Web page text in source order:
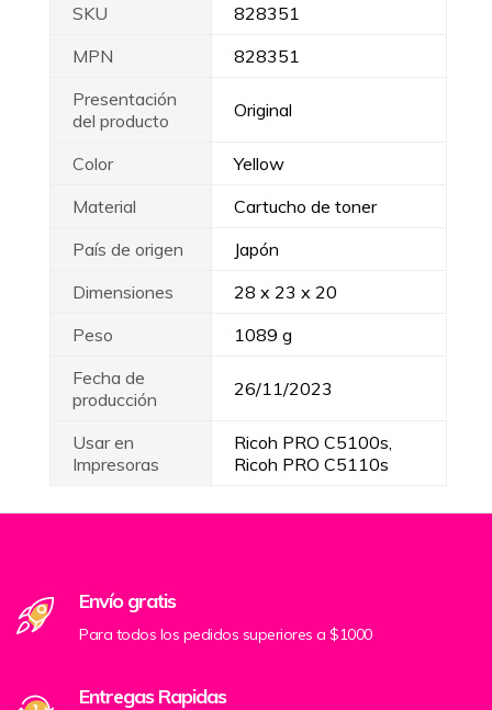
SKU
828351
MPN
828351
Presentación
del producto
Original
Color
Yellow
Material
Cartucho de toner
País de origen
Japón
Dimensiones
28 x 23 x 20
Peso
1089 g
Fecha de
producción
26/11/2023
Usar en
Impresoras
Ricoh PRO C5100s,
Ricoh PRO C5110s
Envío gratis
Para todos los pedidos superiores a $1000
Entregas Rapidas